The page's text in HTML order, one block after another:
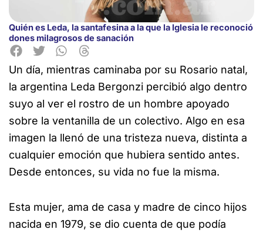
Quién es Leda, la santafesina a la que la Iglesia le reconoció
dones milagrosos de sanación
Un día, mientras caminaba por su Rosario natal,
la argentina Leda Bergonzi percibió algo dentro
suyo al ver el rostro de un hombre apoyado
sobre la ventanilla de un colectivo. Algo en esa
imagen la llenó de una tristeza nueva, distinta a
cualquier emoción que hubiera sentido antes.
Desde entonces, su vida no fue la misma.
Esta mujer, ama de casa y madre de cinco hijos
nacida en 1979, se dio cuenta de que podía